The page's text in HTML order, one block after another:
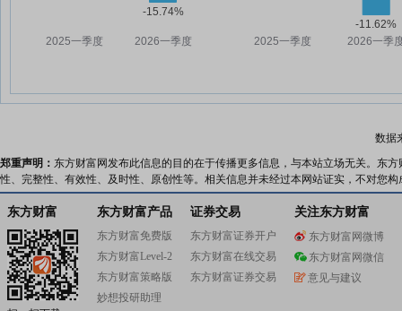
数据
郑重声明： 东方财富网发布此信息的目的在于传播更多信息，与本站立场无关。东
性、完整性、有效性、及时性、原创性等。相关信息并未经过本网站证实，不对您
东方财富 东方财富产品
东方财富免费版
东方财富Level-2
东方财富策略版
妙想投研助理
证券交易
东方财富证券开户
东方财富在线交易
东方财富证券交易
关注东方财富
东方财富网微博
东方财富网微信
意见与建议